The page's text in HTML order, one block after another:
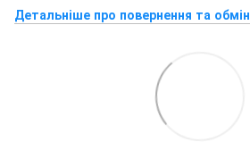
Детальніше про повернення та обмін